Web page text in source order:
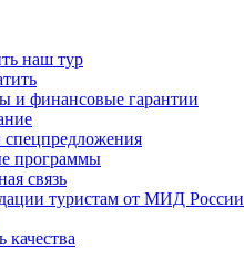
наш тур
и финансовые гарантии
программы
связь
туристам от МИД России
качества